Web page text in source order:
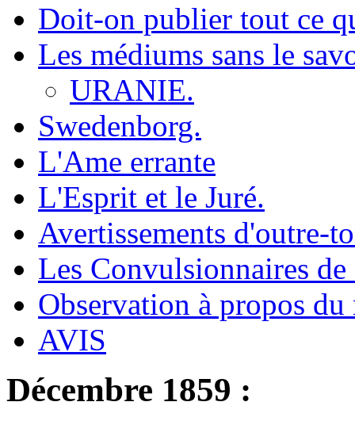
Doit-on publier tout ce
Les médiums sans le
URANIE.
Swedenborg.
L'Ame errante
L'Esprit et le Juré.
Avertissements d'outre-
Les Convulsionnaires
Observation à propos
AVIS
Décembre 1859 :